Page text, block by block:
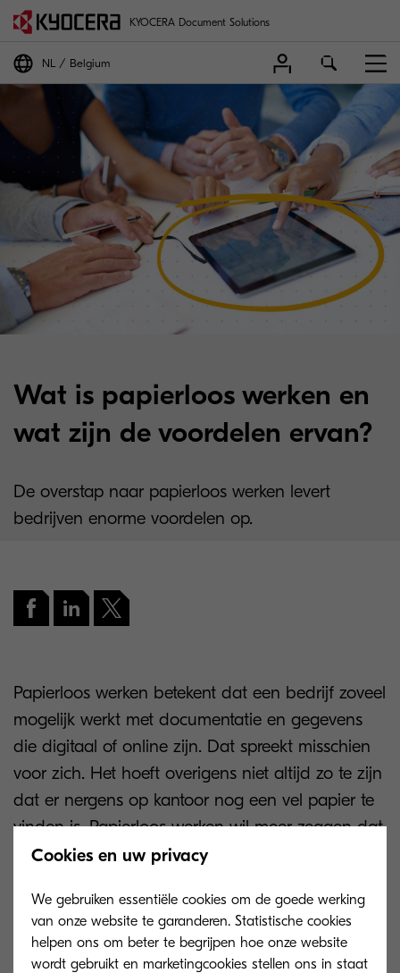
KYOCERA Document Solutions
NL Belgium
Wat is papierloos werken en
wat zijn de voordelen ervan?
De overstap naar papierloos werken levert
bedrijven enorme voordelen op.
Papierloos werken betekent dat een bedrijf zoveel
mogelijk werkt met documentatie en gegevens
die digitaal of online zijn. Dat spreekt misschien
voor zich. Het hoeft overigens niet altijd zo te zijn
dat er nergens op kantoor nog een vel papier te
vinden is. Papierloos werken wil meer zeggen dat
een bedrijf stappen zet om minder gebruik te
voordelen hebben, zoals een hogere
productiviteit en betere klanttevredenheid. Het is
dus zeker de moeite waard om de stap te
Cookies en uw privacy
We gebruiken essentiële cookies om de goede werking
van onze website te garanderen. Statistische cookies
helpen ons om beter te begrijpen hoe onze website
wordt gebruikt en marketingcookies stellen ons in staat